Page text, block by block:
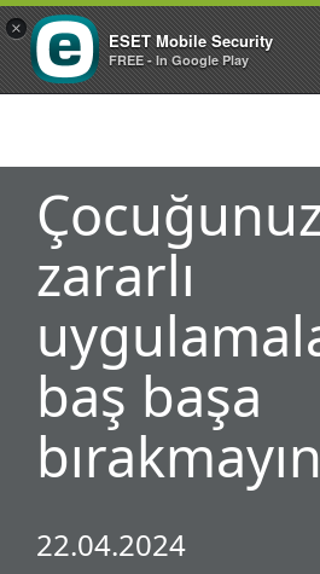
zararlı
baş başa
bırakmayın
22.04.2024
×
ESET Mobile Security
FREE - In Google Play